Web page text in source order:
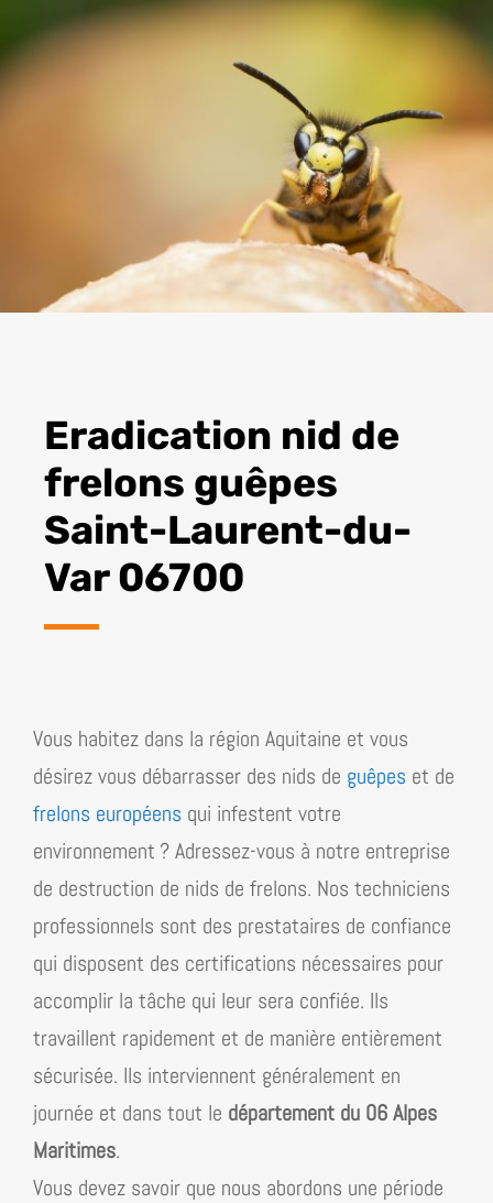
Eradication nid de
frelons guêpes
Saint-Laurent-du-
Var 06700
Vous habitez dans la région Aquitaine et vous
désirez vous débarrasser des nids de guêpes et de
frelons européens qui infestent votre
environnement ? Adressez-vous à notre entreprise
de destruction de nids de frelons. Nos techniciens
professionnels sont des prestataires de confiance
qui disposent des certifications nécessaires pour
accomplir la tâche qui leur sera confiée. Ils
travaillent rapidement et de manière entièrement
sécurisée. Ils interviennent généralement en
journée et dans tout le département du 06 Alpes
Maritimes.
Vous devez savoir que nous abordons une période